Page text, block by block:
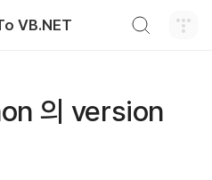
VB.NET
의 version